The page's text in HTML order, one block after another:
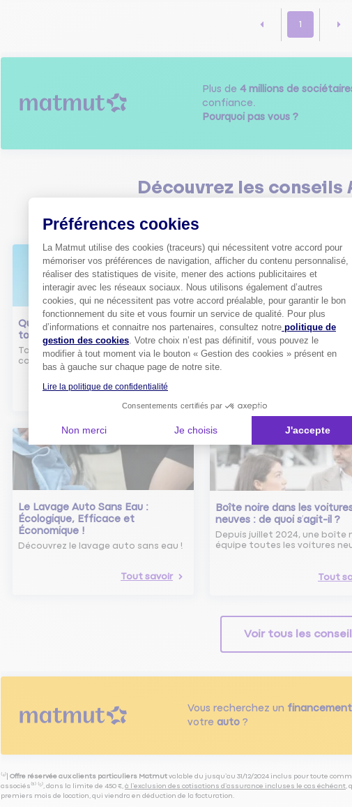
1
Plus de 4 millions de
confiance.
Pourquoi pas vous ?
Découvrez les conseils
Qu'est-ce que le nouveau radar
tourelle ?
Tout savoir sur le radar tourelle et
comment éviter les infractions.
Tout savoir
Comment bien choisir son
assurance auto ?
Conseils pour choisir la
assurance auto selon vos
Tout
Le Lavage Auto Sans Eau :
Écologique, Efficace et
Économique !
Découvrez le lavage auto sans eau !
Tout savoir
Boîte noire dans les
neuves : de quoi s’agit-il ?
Depuis juillet 2024, une boîte
équipe toutes les voitures
Tout
Voir tous les
Vous recherchez un financement
votre auto?
⁽⁴⁾| Offre réservée aux clients particuliers Matmut valable du jusqu’au 31/12/2024 inclus pour toute
associés⁽³⁾ ⁽⁵⁾, dans la limite de 450 €, à l’exclusion des cotisations d’assurance incluses le cas échéant ,
premiers mois de location, qui viendra en déduction de la facturation.
Préférences cookies
La Matmut utilise des cookies (traceurs) qui nécessitent votre accord pour
mémoriser vos préférences de navigation, afficher du contenu personnalisé,
réaliser des statistiques de visite, mener des actions publicitaires et
interagir avec les réseaux sociaux. Nous utilisons également d’autres
cookies, qui ne nécessitent pas votre accord préalable, pour garantir le bon
fonctionnement du site et vous fournir un service de qualité. Pour plus
d’informations et connaitre nos partenaires, consultez notre politique de
gestion des cookies . Votre choix n’est pas définitif, vous pouvez le
modifier à tout moment via le bouton « Gestion des cookies » présent en
bas à gauche sur chaque page de notre site.
Lire la politique de confidentialité
Consentements certifiés par
Non merci Je choisis J'accepte
Axeptio consent